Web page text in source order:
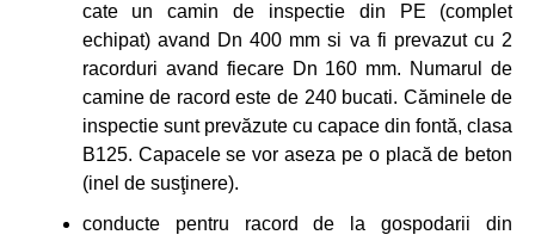
cate un camin de inspectie din PE (complet
echipat) avand Dn 400 mm si va fi prevazut cu 2
racorduri avand fiecare Dn 160 mm. Numarul de
camine de racord este de 240 bucati. Căminele de
inspectie sunt prevăzute cu capace din fontă, clasa
B125. Capacele se vor aseza pe o placă de beton
(inel de susţinere).
conducte pentru racord de la gospodarii din